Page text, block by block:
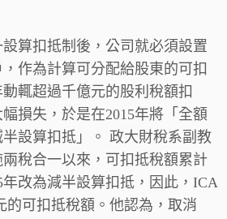
算扣抵制後，公司就必須設置
作為計算可分配給股東的可扣
輒超過千億元的股利稅額扣
損失，於是在2015年將「全額
設算扣抵」。 政大財稅系副教
稅合一以來，可扣抵稅額累計
年改為減半設算扣抵，因此，ICA
的可扣抵稅額。他認為，取消